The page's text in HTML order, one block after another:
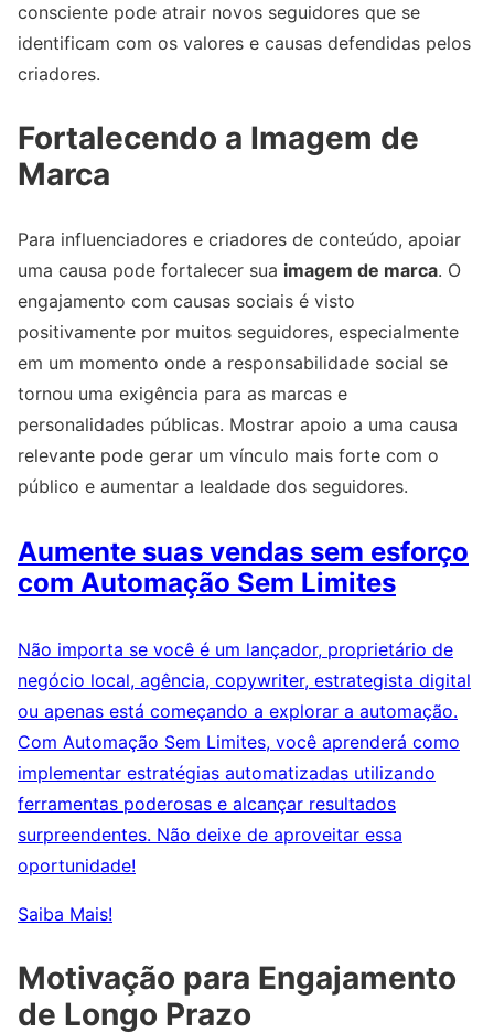
consciente pode atrair novos seguidores que se
identificam com os valores e causas defendidas pelos
criadores.
Fortalecendo a Imagem de
Marca
Para influenciadores e criadores de conteúdo, apoiar
uma causa pode fortalecer sua imagem de marca. O
engajamento com causas sociais é visto
positivamente por muitos seguidores, especialmente
em um momento onde a responsabilidade social se
tornou uma exigência para as marcas e
personalidades públicas. Mostrar apoio a uma causa
relevante pode gerar um vínculo mais forte com o
público e aumentar a lealdade dos seguidores.
Aumente suas vendas sem esforço
com Automação Sem Limites
Não importa se você é um lançador, proprietário de
negócio local, agência, copywriter, estrategista digital
ou apenas está começando a explorar a automação.
Com Automação Sem Limites, você aprenderá como
implementar estratégias automatizadas utilizando
ferramentas poderosas e alcançar resultados
surpreendentes. Não deixe de aproveitar essa
oportunidade!
Saiba Mais!
Motivação para Engajamento
de Longo Prazo